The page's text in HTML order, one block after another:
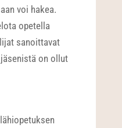
voi hakea.
opetella
sanoittavat
on ollut